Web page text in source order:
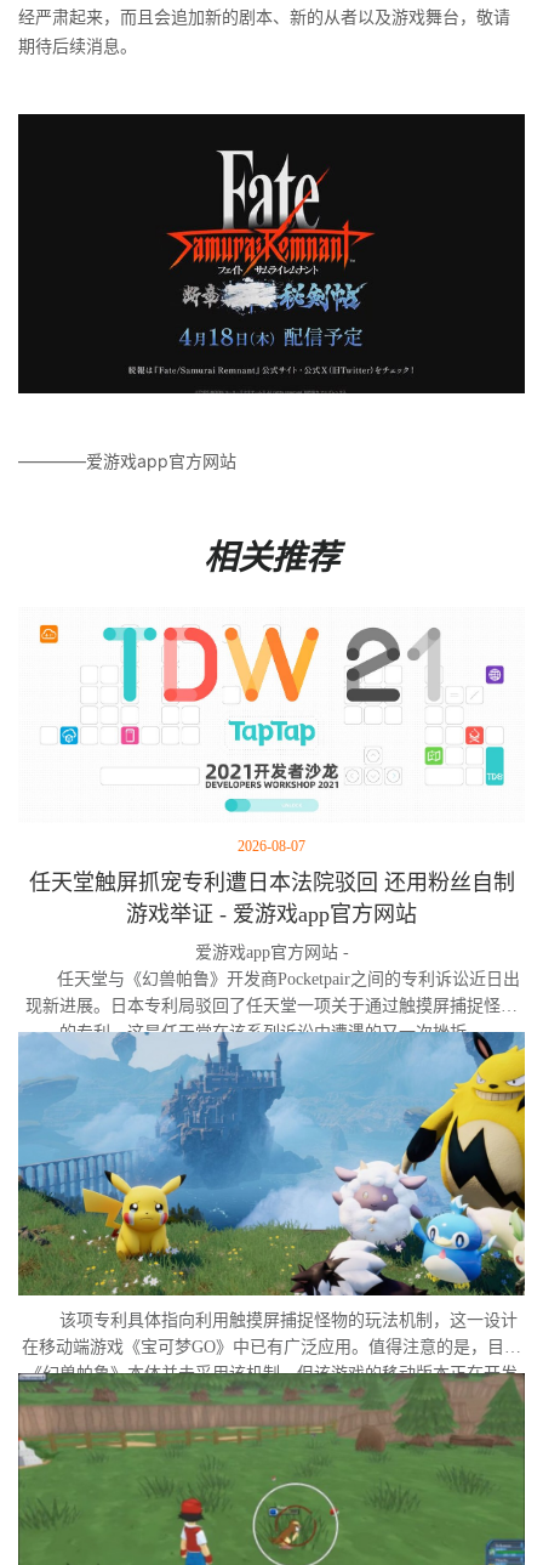
经严肃起来，而且会追加新的剧本、新的从者以及游戏舞台，敬请
期待后续消息。
————爱游戏app官方网站
相关推荐
2026-08-07
任天堂触屏抓宠专利遭日本法院驳回 还用粉丝自制
游戏举证 - 爱游戏app官方网站
爱游戏app官方网站 -
任天堂与《幻兽帕鲁》开发商Pocketpair之间的专利诉讼近日出
现新进展。日本专利局驳回了任天堂一项关于通过触摸屏捕捉怪物
的专利，这是任天堂在该系列诉讼中遭遇的又一次挫折。
该项专利具体指向利用触摸屏捕捉怪物的玩法机制，这一设计
在移动端游戏《宝可梦GO》中已有广泛应用。值得注意的是，目前
《幻兽帕鲁》本体并未采用该机制，但该游戏的移动版本正在开发
中。外界普遍认为，这很可能是任天堂在当前时间点针对此项专利
发起诉讼的直接原因。